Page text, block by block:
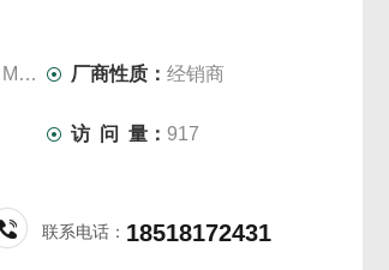
厂商性质：经销商
访 问 量： 917
联系电话： 18518172431